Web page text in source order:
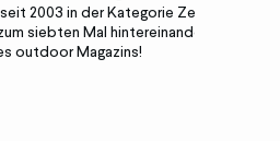
2003 in der Kategorie Zelte“,
siebten Mal hintereinander
outdoor Magazins!